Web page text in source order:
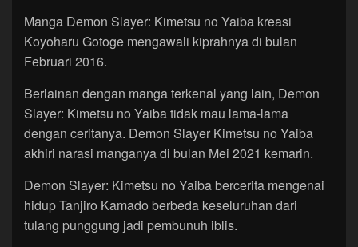
Manga Demon Slayer: Kimetsu no Yaiba kreasi
Koyoharu Gotoge mengawali kiprahnya di bulan
Februari 2016.
Berlainan dengan manga terkenal yang lain, Demon
Slayer: Kimetsu no Yaiba tidak mau lama-lama
dengan ceritanya. Demon Slayer Kimetsu no Yaiba
akhiri narasi manganya di bulan Mei 2021 kemarin.
Demon Slayer: Kimetsu no Yaiba bercerita mengenai
hidup Tanjiro Kamado berbeda keseluruhan dari
tulang punggung jadi pembunuh iblis.